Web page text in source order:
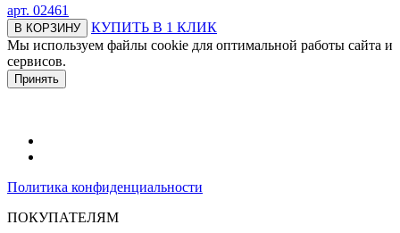
арт. 02461
В КОРЗИНУ
КУПИТЬ В 1 КЛИК
Мы используем файлы cookie для оптимальной работы сайта и
сервисов.
Принять
Политика конфиденциальности
ПОКУПАТЕЛЯМ